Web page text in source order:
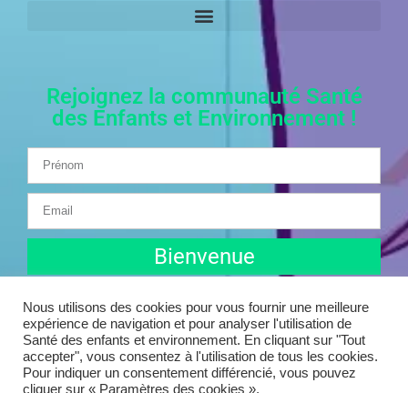
Rejoignez la communauté Santé
des Enfants et Environnement !
Bienvenue
© 2025 Santé des enfants et environnement | Tous droits
Nous utilisons des cookies pour vous fournir une meilleure
expérience de navigation et pour analyser l'utilisation de
Santé des enfants et environnement. En cliquant sur "Tout
accepter", vous consentez à l'utilisation de tous les cookies.
Pour indiquer un consentement différencié, vous pouvez
cliquer sur « Paramètres des cookies ».